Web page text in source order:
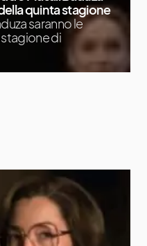
quinta stagione
saranno le
di